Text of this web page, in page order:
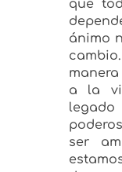
que
ánimo
a la
ser